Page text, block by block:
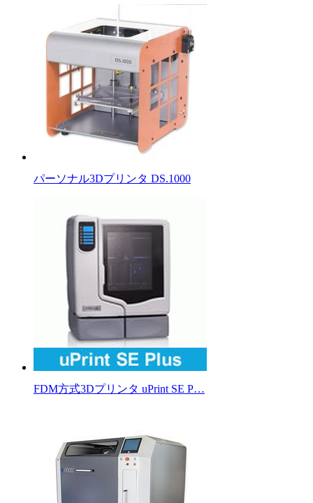
パーソナル3Dプリンタ DS.1000
FDM方式3Dプリンタ uPrint SE P…